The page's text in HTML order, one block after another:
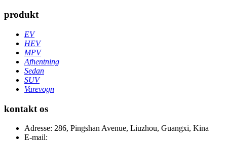
produkt
EV
HEV
MPV
Afhentning
Sedan
SUV
Varevogn
kontakt os
Adresse: 286, Pingshan Avenue, Liuzhou, Guangxi, Kina
E-mail: